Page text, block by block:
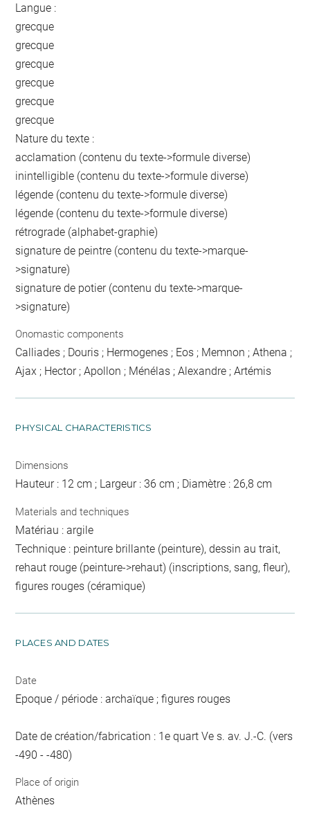
Langue :
grecque
grecque
grecque
grecque
grecque
grecque
Nature du texte :
acclamation (contenu du texte->formule diverse)
inintelligible (contenu du texte->formule diverse)
légende (contenu du texte->formule diverse)
légende (contenu du texte->formule diverse)
rétrograde (alphabet-graphie)
signature de peintre (contenu du texte->marque-
>signature)
signature de potier (contenu du texte->marque-
>signature)
Onomastic components
Calliades ; Douris ; Hermogenes ; Eos ; Memnon ; Athena ;
Ajax ; Hector ; Apollon ; Ménélas ; Alexandre ; Artémis
PHYSICAL CHARACTERISTICS
Dimensions
Hauteur : 12 cm ; Largeur : 36 cm ; Diamètre : 26,8 cm
Materials and techniques
Matériau : argile
Technique : peinture brillante (peinture), dessin au trait,
rehaut rouge (peinture->rehaut) (inscriptions, sang, fleur),
figures rouges (céramique)
PLACES AND DATES
Date
Epoque / période : archaïque ; figures rouges
Date de création/fabrication : 1e quart Ve s. av. J.-C. (vers
-490 - -480)
Place of origin
Athènes